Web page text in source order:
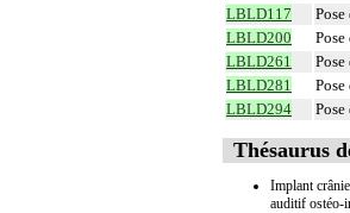
LBLD117
LBLD200
LBLD261
LBLD281
LBLD294
Thésaurus
Implant
auditif ostéo-